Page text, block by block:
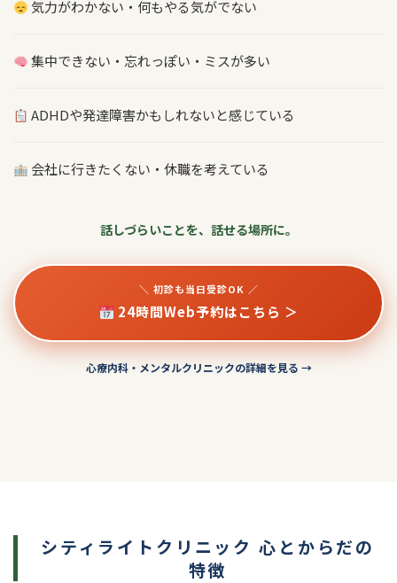
気力がわかない・何もやる気がでない
集中できない・忘れっぽい・ミスが多い
ADHDや発達障害かもしれないと感じている
会社に行きたくない・休職を考えている
話しづらいことを、話せる場所に。
＼ 初診も当日受診OK ／
24時間Web予約はこちら ＞
心療内科・メンタルクリニックの詳細を見る →
シティライトクリニック 心とからだの
特徴